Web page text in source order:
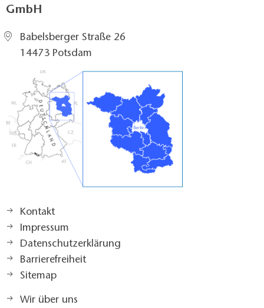
GmbH
Babelsberger Straße 26
14473 Potsdam
Kontakt
Impressum
Datenschutzerklärung
Barrierefreiheit
Sitemap
Wir über uns